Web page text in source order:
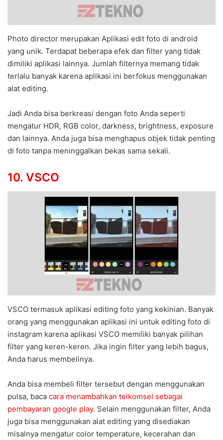
Photo director merupakan Aplikasi edit foto di android
yang unik. Terdapat beberapa efek dan filter yang tidak
dimiliki aplikasi lainnya. Jumlah filternya memang tidak
terlalu banyak karena aplikasi ini berfokus menggunakan
alat editing.
Jadi Anda bisa berkreasi dengan foto Anda seperti
mengatur HDR, RGB color, darkness, brightness, exposure
dan lainnya. Anda juga bisa menghapus objek tidak penting
di foto tanpa meninggalkan bekas sama sekali.
10. VSCO
VSCO termasuk aplikasi editing foto yang kekinian. Banyak
orang yang menggunakan aplikasi ini untuk editing foto di
instagram karena aplikasi VSCO memiliki banyak pilihan
filter yang keren-keren. Jika ingin filter yang lebih bagus,
Anda harus membelinya.
Anda bisa membeli filter tersebut dengan menggunakan
pulsa, baca cara menambahkan telkomsel sebagai
pembayaran google play. Selain menggunakan filter, Anda
juga bisa menggunakan alat editing yang disediakan
misalnya mengatur color temperature, kecerahan dan